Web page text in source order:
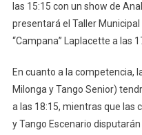
las 15:15 con un show de
presentará el Taller
“Campana” Laplacette a las
En cuanto a la competencia,
Milonga y Tango Senior)
a las 18:15, mientras que las
y Tango Escenario